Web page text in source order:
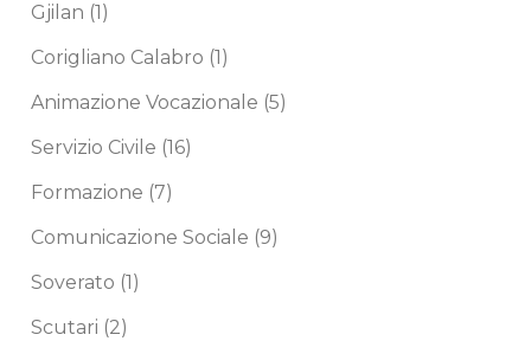
Gjilan (1)
Corigliano Calabro (1)
Animazione Vocazionale (5)
Servizio Civile (16)
Formazione (7)
Comunicazione Sociale (9)
Soverato (1)
Scutari (2)